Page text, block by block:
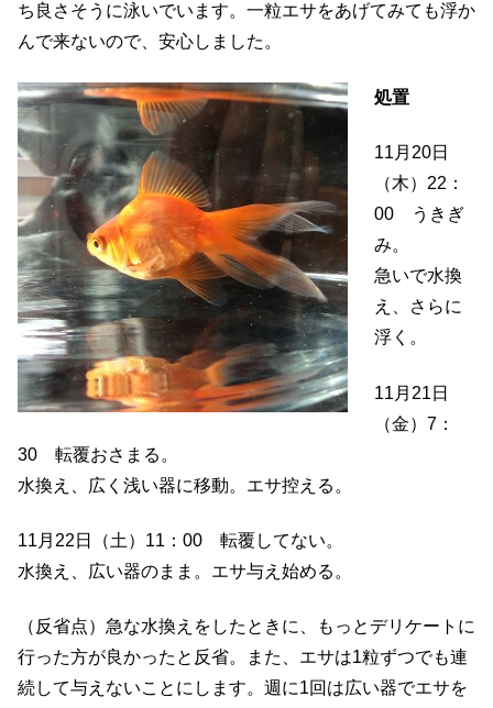
ち良さそうに泳いでいます。一粒エサをあげてみても浮か
んで来ないので、安心しました。
処置
11月20日
（木）22：
00 うきぎ
み。
急いで水換
え、さらに
浮く。
11月21日
（金）7：
30 転覆おさまる。
水換え、広く浅い器に移動。エサ控える。
11月22日（土）11：00 転覆してない。
水換え、広い器のまま。エサ与え始める。
（反省点）急な水換えをしたときに、もっとデリケートに
行った方が良かったと反省。また、エサは1粒ずつでも連
続して与えないことにします。週に1回は広い器でエサを